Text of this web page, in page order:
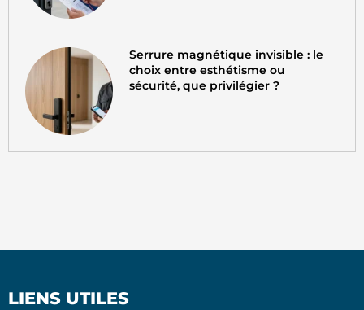
Serrure magnétique invisible : le
choix entre esthétisme ou
sécurité, que privilégier ?
LIENS UTILES